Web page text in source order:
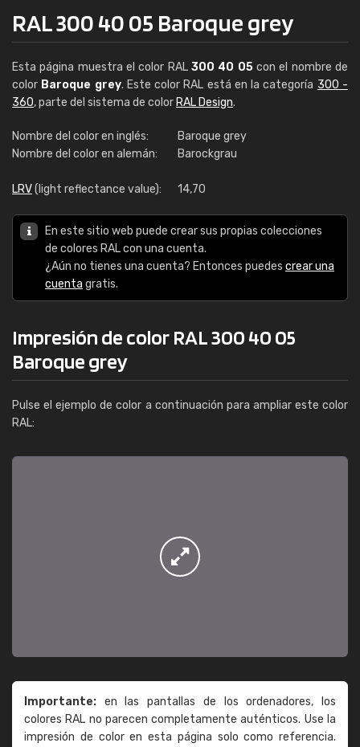
RAL 300 40 05 Baroque grey
Esta página muestra el color RAL 300 40 05con el nombre de
color Baroque grey. Este color RAL está en la categoría 300 -
360, parte del sistema de color RAL Design.
Nombre del color en inglés:
Baroque grey
Nombre del color en alemán:
Barockgrau
LRV(light reflectance value): 14,70
En este sitio web puede crear sus propias colecciones
de colores RAL con una cuenta.
¿Aún no tienes una cuenta? Entonces puedes crear una
cuenta gratis.
Impresión de color RAL 300 40 05
Baroque grey
Pulse el ejemplo de color a continuación para ampliar este color
RAL:
Importante: en las pantallas de los ordenadores, los
colores RAL no parecen completamente auténticos. Use la
impresión de color en esta página solo como referencia.